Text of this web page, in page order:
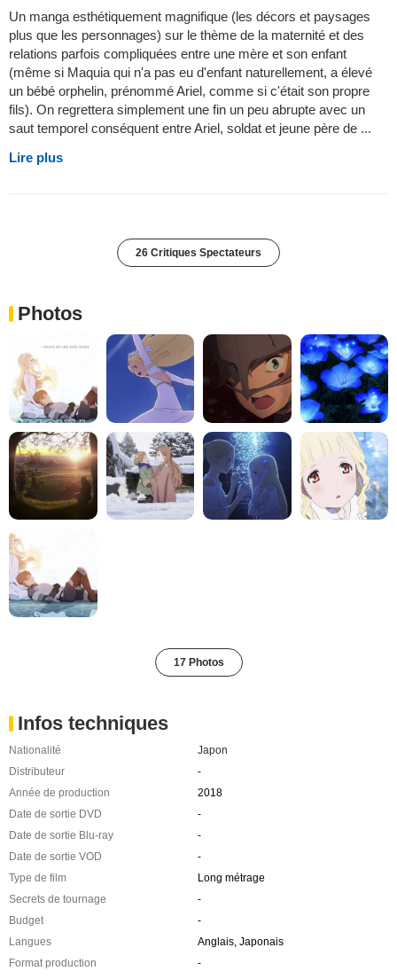
Un manga esthétiquement magnifique (les décors et paysages
plus que les personnages) sur le thème de la maternité et des
relations parfois compliquées entre une mère et son enfant
(même si Maquia qui n'a pas eu d'enfant naturellement, a élevé
un bébé orphelin, prénommé Ariel, comme si c'était son propre
fils). On regrettera simplement une fin un peu abrupte avec un
saut temporel conséquent entre Ariel, soldat et jeune père de ...
Lire plus
26 Critiques Spectateurs
Photos
17 Photos
Infos techniques
Nationalité
Japon
Distributeur
-
Année de production
2018
Date de sortie DVD
-
Date de sortie Blu-ray
-
Date de sortie VOD
-
Type de film
Long métrage
Secrets de tournage
-
Budget
-
Langues
Anglais, Japonais
Format production
-